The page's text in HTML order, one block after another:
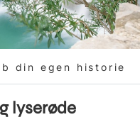
din egen historie
lyserøde